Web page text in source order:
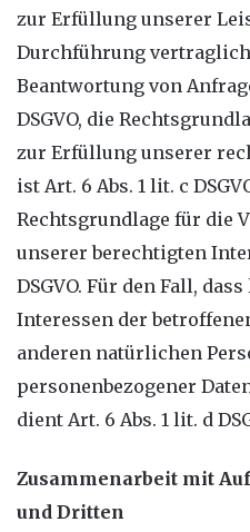
zur Erfüllung unserer
Durchführung
Beantwortung von
DSGVO, die
zur Erfüllung unserer
ist Art. 6 Abs. 1 lit. c
Rechtsgrundlage für die
unserer berechtigten
DSGVO. Für den Fall,
Interessen der
anderen natürlichen
personenbezogener
dient Art. 6 Abs. 1 lit. d
Zusammenarbeit mit
und Dritten